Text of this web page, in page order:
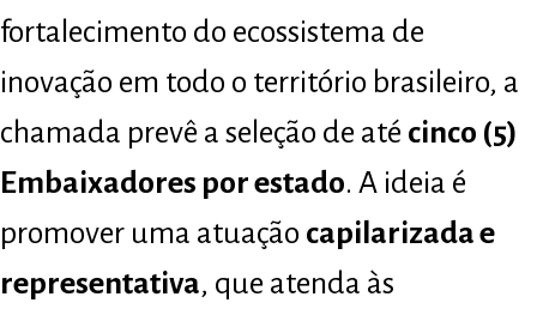
fortalecimento do ecossistema de
inovação em todo o território brasileiro, a
chamada prevê a seleção de até cinco (5)
Embaixadores por estado. A ideia é
promover uma atuação capilarizada e
representativa, que atenda às